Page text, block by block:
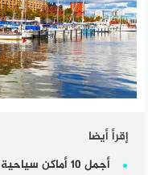
إقرأ أيضا
أجمل 10 أماكن سياحية في سنغافورة